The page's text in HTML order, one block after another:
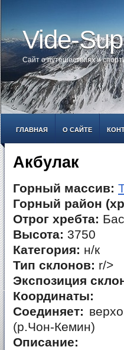
Vide-
Сайт о путешествиях и
ГЛАВНАЯ О САЙТЕ
Акбулак
Горный массив:
Горный район
Отрог хребта:
Высота: 3750
Категория: н/к
Тип склонов: r/>
Экспозиция
Координаты:
Соединяет:
(р.Чон-Кемин)
Описание: